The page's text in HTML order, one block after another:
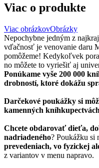
Viac o produkte
Viac obrázkovObrázky
Nepochybne jedným z
vďačnosť je venovanie daru
pomôžeme! Kedykoľvek
no môžete to vyriešiť aj
Ponúkame vyše 200 000
drobností, ktoré dokážu
Darčekové poukážky si
kamenných
Chcete obdarovať dieťa,
nadriadeného? Poukážku si
prevedeniach, vo fyzickej
z variantov v menu napravo.